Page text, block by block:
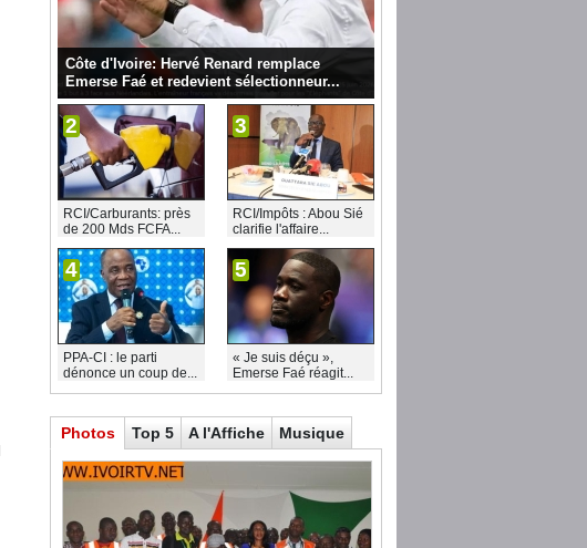
Côte d'Ivoire: Hervé Renard remplace
Emerse Faé et redevient sélectionneur...
2
RCI/Carburants: près
de 200 Mds FCFA...
3
RCI/Impôts : Abou Sié
clarifie l'affaire...
4
PPA-CI : le parti
dénonce un coup de...
5
« Je suis déçu »,
Emerse Faé réagit...
Photos Top 5 A l'Affiche Musique